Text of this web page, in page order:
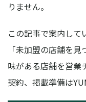
りません。
この記事で案内して
「未加盟の店舗を
味がある店舗を営業
契約、掲載準備は